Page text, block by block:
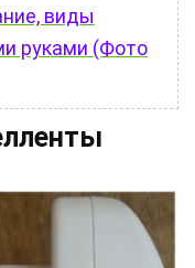
виды
руками (Фото